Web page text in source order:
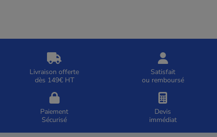
Livraison offerte
dès 149€ HT
Satisfait
ou remboursé
Paiement
Sécurisé
Devis
immédiat